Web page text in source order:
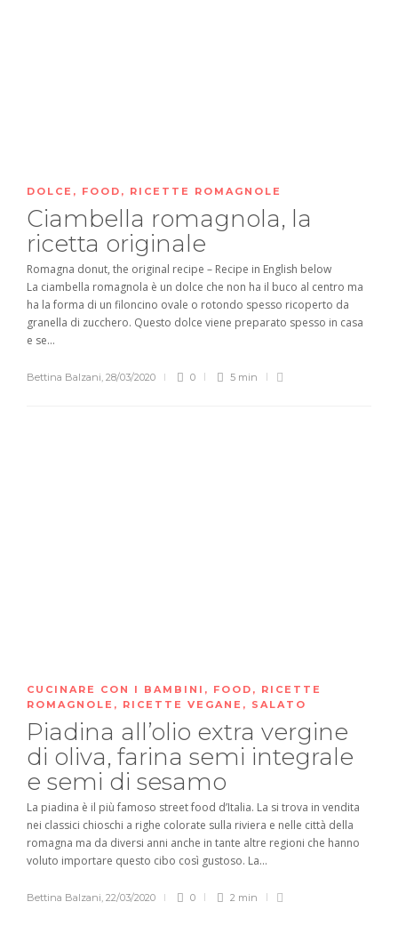
DOLCE , FOOD , RICETTE ROMAGNOLE
Ciambella romagnola, la
ricetta originale
Romagna donut, the original recipe – Recipe in English below
La ciambella romagnola è un dolce che non ha il buco al centro ma
ha la forma di un filoncino ovale o rotondo spesso ricoperto da
granella di zucchero. Questo dolce viene preparato spesso in casa
e se...
Bettina Balzani, 28/03/2020 0 5 min
CUCINARE CON I BAMBINI , FOOD , RICETTE
ROMAGNOLE , RICETTE VEGANE , SALATO
Piadina all’olio extra vergine
di oliva, farina semi integrale
e semi di sesamo
La piadina è il più famoso street food d’Italia. La si trova in vendita
nei classici chioschi a righe colorate sulla riviera e nelle città della
romagna ma da diversi anni anche in tante altre regioni che hanno
voluto importare questo cibo così gustoso. La...
Bettina Balzani 22/03/2020 0 2 min